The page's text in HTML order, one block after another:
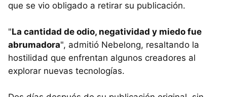
que se vio obligado a retirar su publicación.
"La cantidad de odio, negatividad y miedo fue
abrumadora", admitió Nebelong, resaltando la
hostilidad que enfrentan algunos creadores al
explorar nuevas tecnologías.